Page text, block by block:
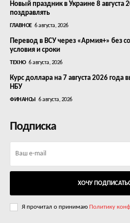
Новый праздник в Украине 8 августа
поздравлять
ГЛАВНОЕ 6 августа, 2026
Перевод в ВСУ через «Армия+» без
условия и сроки
ТЕХНО 6 августа, 2026
Курс доллара на 7 августа 2026 года
НБУ
ФИНАНСЫ 6 августа, 2026
Подписка
ХОЧУ
Я прочитал о принимаю Политику